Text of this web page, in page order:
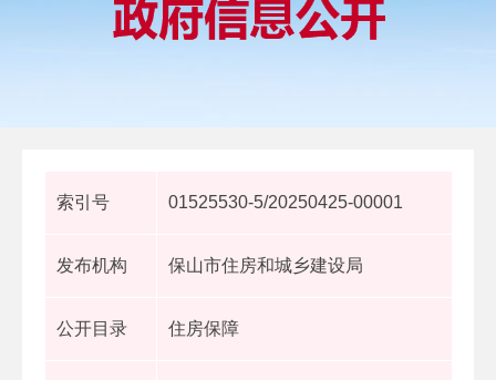
索引号 01525530-5/20250425-00001
发布机构 保山市住房和城乡建设局
公开目录 住房保障